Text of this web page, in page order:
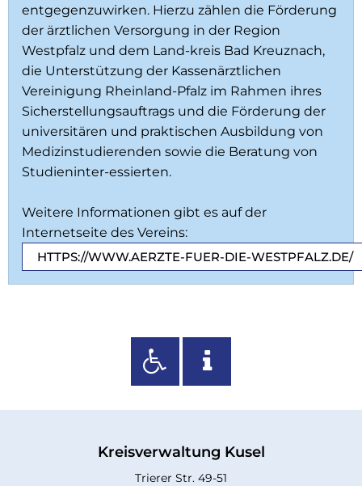
entgegenzuwirken. Hierzu zählen die Förderung
der ärztlichen Versorgung in der Region
Westpfalz und dem Land-kreis Bad Kreuznach,
die Unterstützung der Kassenärztlichen
Vereinigung Rheinland-Pfalz im Rahmen ihres
Sicherstellungsauftrags und die Förderung der
universitären und praktischen Ausbildung von
Medizinstudierenden sowie die Beratung von
Studieninter-essierten.
Weitere Informationen gibt es auf der
Internetseite des Vereins:
HTTPS://WWW.AERZTE-FUER-DIE-WESTPFALZ.DE/
Kreisverwaltung Kusel
Trierer Str. 49-51